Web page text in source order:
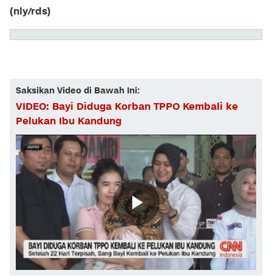
(nly/rds)
Saksikan Video di Bawah Ini:
VIDEO: Bayi Diduga Korban TPPO Kembali ke
Pelukan Ibu Kandung